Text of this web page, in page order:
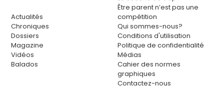
Actualités
Chroniques
Dossiers
Magazine
Vidéos
Balados
Être parent n’est pas une
compétition
Qui sommes-nous?
Conditions d'utilisation
Politique de confidentialité
Médias
Cahier des normes
graphiques
Contactez-nous